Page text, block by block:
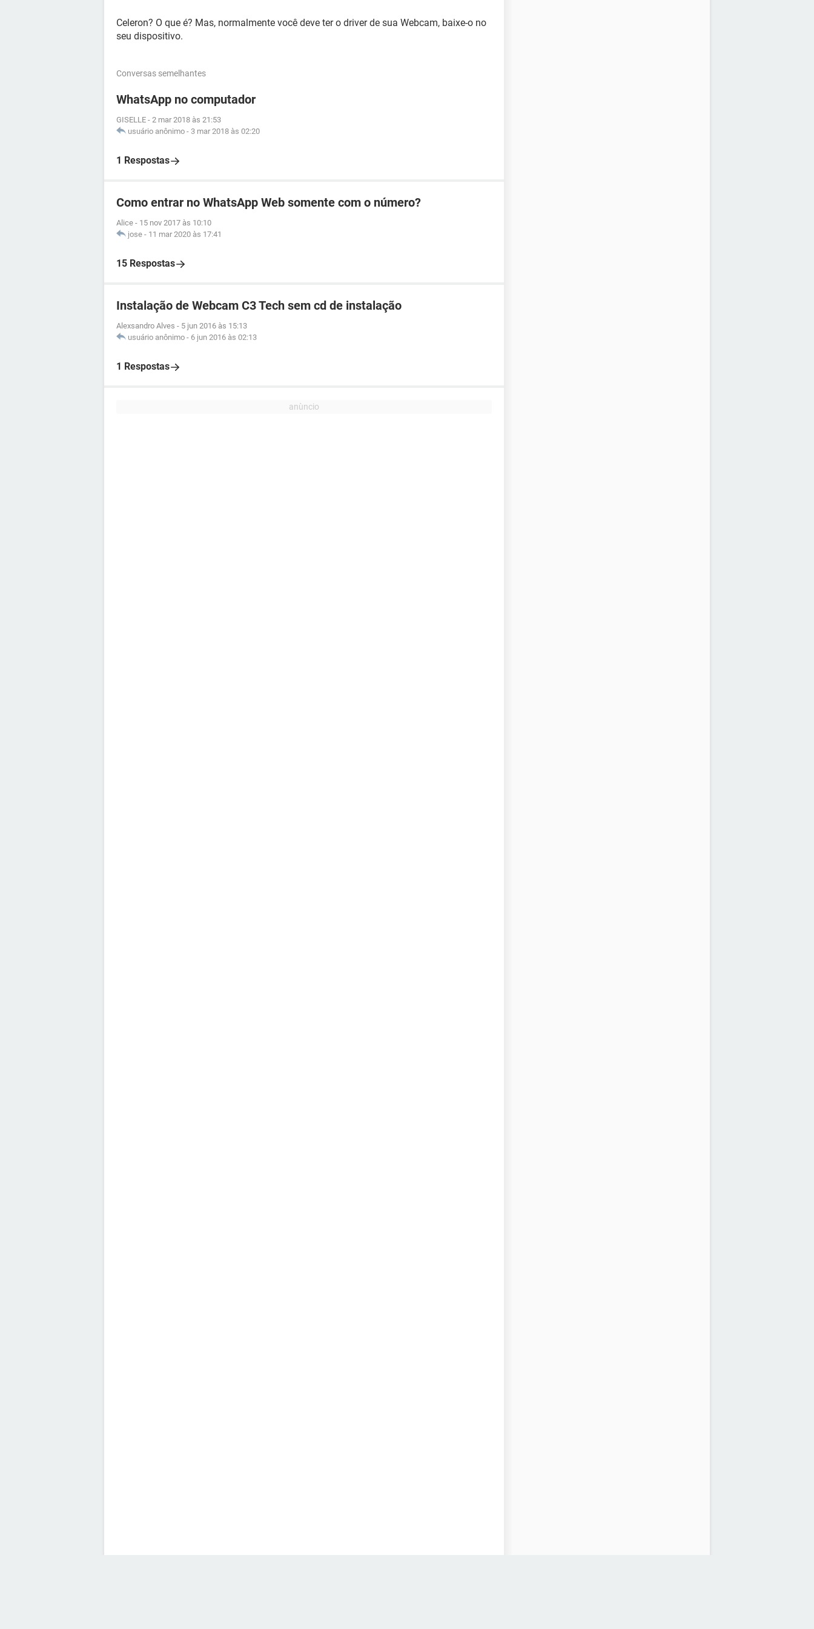
Celeron? O que é? Mas, normalmente você deve ter o driver de sua Webcam, baixe-o no
seu dispositivo.
Conversas semelhantes
WhatsApp no computador
GISELLE - 2 mar 2018 às 21:53
usuário anônimo - 3 mar 2018 às 02:20
1 Respostas
Como entrar no WhatsApp Web somente com o número?
Alice - 15 nov 2017 às 10:10
jose - 11 mar 2020 às 17:41
15 Respostas
Instalação de Webcam C3 Tech sem cd de instalação
Alexsandro Alves - 5 jun 2016 às 15:13
usuário anônimo - 6 jun 2016 às 02:13
1 Respostas